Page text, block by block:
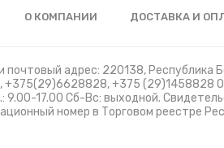
О КОМПАНИИ ДОСТАВКА И
адрес: 220138, Республика
+375 (29)1458828
17.00 Сб-Вс: выходной.
номер в Торговом реестре